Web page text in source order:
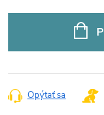
Opýtať sa